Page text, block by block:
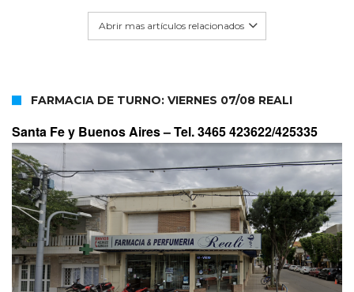
Abrir mas artículos relacionados
FARMACIA DE TURNO: VIERNES 07/08 REALI
Santa Fe y Buenos Aires –Tel. 3465 423622/425335